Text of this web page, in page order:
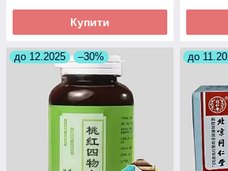
Купити
до 12.2025 –30% до